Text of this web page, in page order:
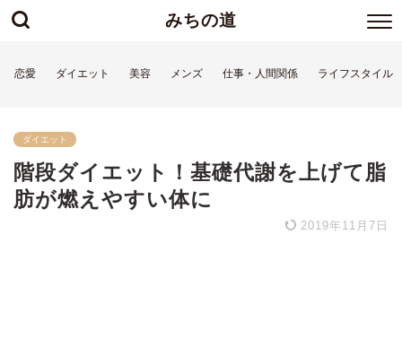
みちの道
恋愛 ダイエット 美容 メンズ 仕事・人間関係 ライフスタイル
ダイエット
階段ダイエット！基礎代謝を上げて脂
肪が燃えやすい体に
2019年11月7日